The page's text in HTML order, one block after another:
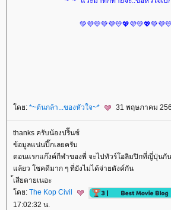
ดย: *~ต้นกล้า...ของหัวใจ~* 31 พฤษภาคม
thanks ครับน้องปริีนซ์
ข้อมูลแน่นปึ๊กเลยครับ
ตอนแรกแก๊งค์กีฬาของพี่ จะไปทัวร์โอลิมปิกที่ญี่ปุ่นกั
ล้ยว โชคดีมาก ๆ ที่ยังไม่ได้จ่ายตังค์กัน
้เสียดายเนอะ
ดย: The Kop Civil
17:02:32 น.